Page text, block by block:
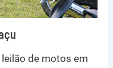
de motos em